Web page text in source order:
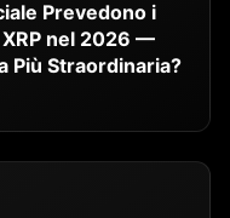
Prevedono i
XRP nel 2026 —
Più Straordinaria?